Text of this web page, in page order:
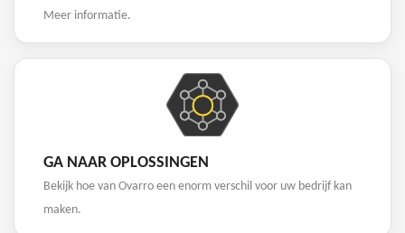
Meer informatie.
GA NAAR OPLOSSINGEN
Bekijk hoe van Ovarro een enorm verschil voor uw bedrijf kan
maken.